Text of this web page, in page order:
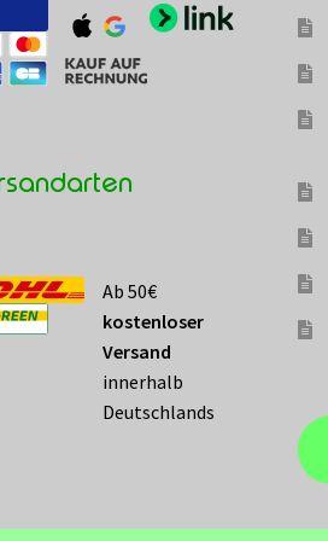
Ab 50€
kostenloser
Versand
innerhalb
Deutschlands